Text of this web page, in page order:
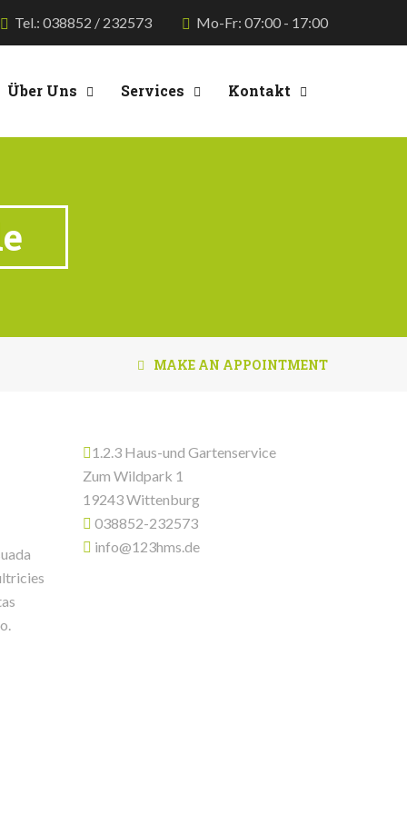
Tel.: 038852 / 232573 Mo-Fr: 07:00 - 17:00
Über Uns Services Kontakt
MAKE AN APPOINTMENT
1.2.3 Haus-und Gartenservice
Zum Wildpark 1
19243 Wittenburg
038852-232573
info@123hms.de